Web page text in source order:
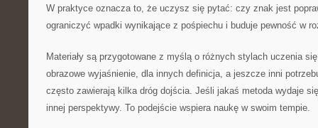
W praktyce oznacza to, że uczysz się pytać: czy znak jest
ograniczyć wpadki wynikające z pośpiechu i buduje pewność w
Materiały są przygotowane z myślą o różnych stylach uczenia
obrazowe wyjaśnienie, dla innych definicja, a jeszcze inni
często zawierają kilka dróg dojścia. Jeśli jakaś metoda wydaje
innej perspektywy. To podejście wspiera naukę w swoim tempie.